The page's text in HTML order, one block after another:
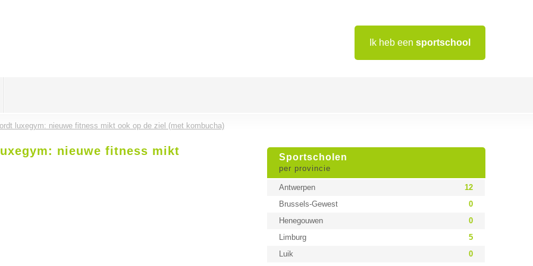
Ik heb een sportschool
luxegym: nieuwe fitness mikt ook op de ziel (met kombucha)
Sportscholen
per provincie
Antwerpen
12
Brussels-Gewest
0
Henegouwen
0
Limburg
5
Luik
0
nieuwe fitness mikt